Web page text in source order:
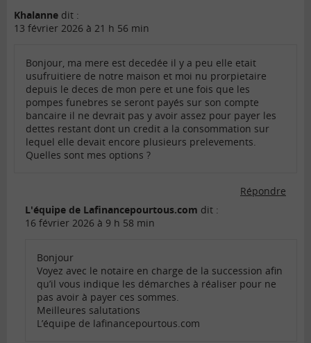
Khalanne dit :
13 février 2026 à 21 h 56 min
Bonjour, ma mere est decedée il y a peu elle etait
usufruitiere de notre maison et moi nu prorpietaire
depuis le deces de mon pere et une fois que les
pompes funebres se seront payés sur son compte
bancaire il ne devrait pas y avoir assez pour payer les
dettes restant dont un credit a la consommation sur
lequel elle devait encore plusieurs prelevements.
Quelles sont mes options ?
Répondre
L'équipe de Lafinancepourtous.com dit :
16 février 2026 à 9 h 58 min
Bonjour
Voyez avec le notaire en charge de la succession afin
qu’il vous indique les démarches à réaliser pour ne
pas avoir à payer ces sommes.
Meilleures salutations
L’équipe de lafinancepourtous.com